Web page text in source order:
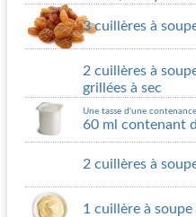
3 cuillères à
2 cuillères à
grillées à sec
Une tasse d'une
60 ml contenant
2 cuillères à
1 cuillère à soupe